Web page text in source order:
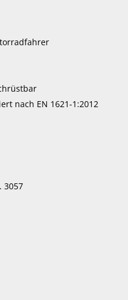
nach EN 1621-1:2012
3057